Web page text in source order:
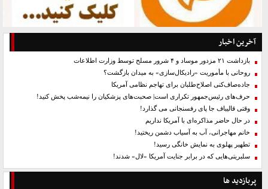
آخرین اخبار
بازداشت ۲۱ مزدور موساد و ۴ شرور مسلح توسط وزارت اطلاعات
روحانی با مأموریت «رادیکال‌سازی» به میدان بازگشت؟
جاده‌صاف‌کنی اصلاح‌طلبان برای تهاجم نظامی آمریکا
حرف‌های رئیس‌جمهور تکراری است| صحبت‌های پزشکیان را نیمه‌شب پخش کنید!
وقتی قالیباف جا پای رفسنجانی می گذارد!
در حال حاضر مذاکره‌ای با آمریکا نداریم
خانم مهاجرانی، آب به آسیاب دشمن ریختید!
تطهیر پهلوی به نمایش خانگی رسید!
سلبریتی‌هایی که در برابر جنایت آمریکا «لال» شدند!
پربازدید ها